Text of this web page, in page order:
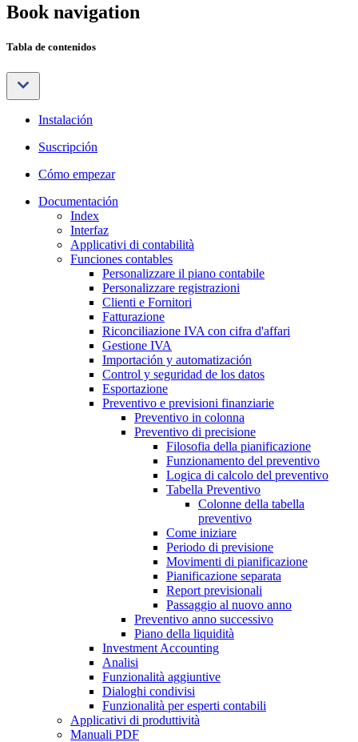
Book navigation
Tabla de contenidos
Instalación
Suscripción
Cómo empezar
Documentación
Index
Interfaz
Applicativi di contabilità
Funciones contables
Personalizzare il piano contabile
Personalizzare registrazioni
Clienti e Fornitori
Fatturazione
Riconciliazione IVA con cifra d'affari
Gestione IVA
Importación y automatización
Control y seguridad de los datos
Esportazione
Preventivo e previsioni finanziarie
Preventivo in colonna
Preventivo di precisione
Filosofia della pianificazione
Funzionamento del preventivo
Logica di calcolo del preventivo
Tabella Preventivo
Colonne della tabella
preventivo
Come iniziare
Periodo di previsione
Movimenti di pianificazione
Pianificazione separata
Report previsionali
Passaggio al nuovo anno
Preventivo anno successivo
Piano della liquidità
Investment Accounting
Analisi
Funzionalità aggiuntive
Dialoghi condivisi
Funzionalità per esperti contabili
Applicativi di produttività
Manuali PDF